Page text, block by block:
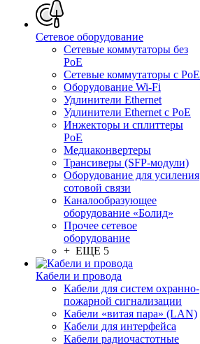
Сетевое оборудование
Сетевые коммутаторы без
PoE
Сетевые коммутаторы с PoE
Оборудование Wi-Fi
Удлинители Ethernet
Удлинители Ethernet с PoE
Инжекторы и сплиттеры
PoE
Медиаконвертеры
Трансиверы (SFP-модули)
Оборудование для усиления
сотовой связи
Каналообразующее
оборудование «Болид»
Прочее сетевое
оборудование
+ ЕЩЕ 5
Кабели и провода
Кабели для систем охранно-
пожарной сигнализации
Кабели «витая пара» (LAN)
Кабели для интерфейса
Кабели радиочастотные